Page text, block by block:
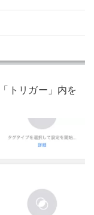
トリガー」内を